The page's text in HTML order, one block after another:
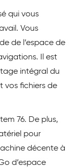
qui vous
Vous
de l’espace de
Il est
intégral du
vos fichiers de
76. De plus,
pour
décente à
d’espace